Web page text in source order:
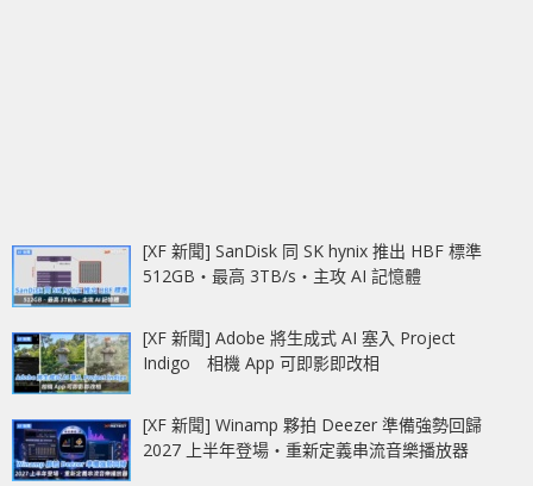
[XF 新聞] SanDisk 同 SK hynix 推出 HBF 標準
512GB‧最高 3TB/s‧主攻 AI 記憶體
[XF 新聞] Adobe 將生成式 AI 塞入 Project
Indigo 相機 App 可即影即改相
[XF 新聞] Winamp 夥拍 Deezer 準備強勢回歸
2027 上半年登場‧重新定義串流音樂播放器